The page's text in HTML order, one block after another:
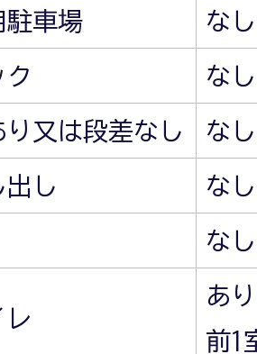
駐車場 なし
なし
り又は段差なし なし
出し なし
なし
レ
あ
前1